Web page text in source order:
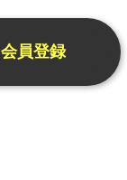
会員登録